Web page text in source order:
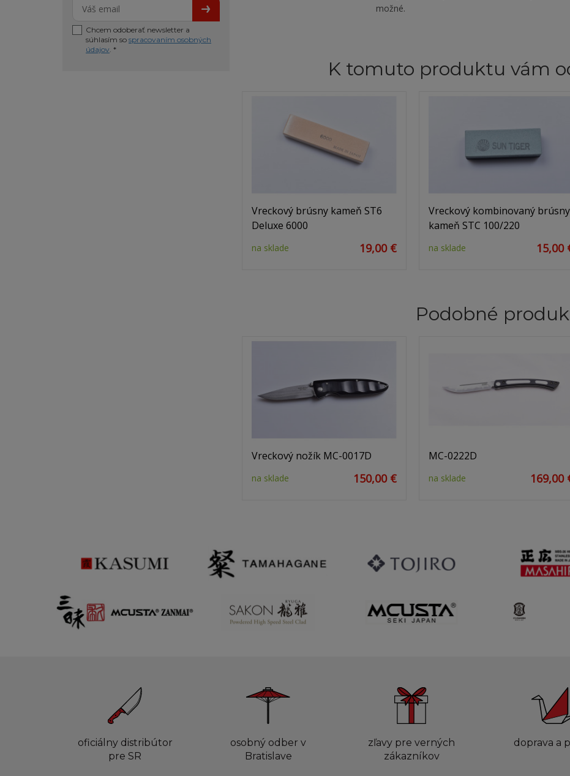
Chcem odoberať newsletter a
súhlasím so spracovaním osobných
údajov. *
možné.
K tomuto produktu vám
Vreckový brúsny kameň ST6
Deluxe 6000
na sklade 19,00 €
Vreckový kombinovaný brúsny
kameň STC 100/220
na sklade 15,00
Podobné
Vreckový nožík MC-0017D
na sklade 150,00 €
MC-0222D
na sklade 169,00
oficiálny distribútor
pre SR
osobný odber v
Bratislave
zľavy pre verných
zákazníkov
doprava a